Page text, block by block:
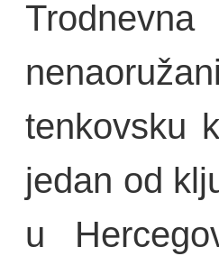
tenkovsku
jedan od
u